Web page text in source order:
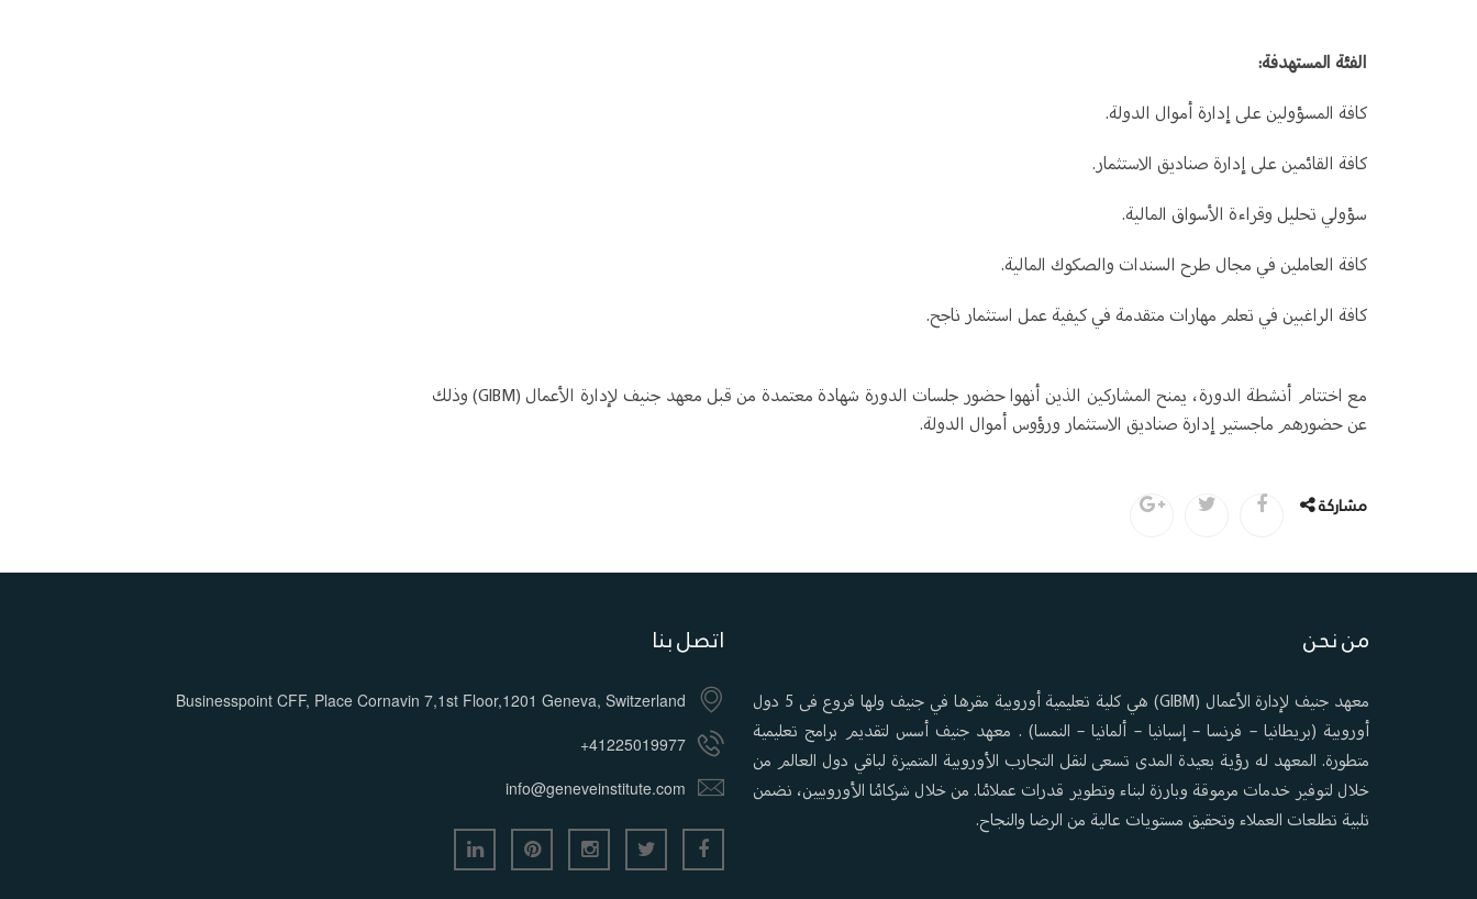
الفئة المستهدفة:
كافة المسؤولين على إدارة أموال الدولة.
كافة القائمين على إدارة صناديق الاستثمار.
سؤولي تحليل وقراءة الأسواق المالية.
كافة العاملين في مجال طرح السندات والصكوك المالية.
كافة الراغبين في تعلم مهارات متقدمة في كيفية عمل استثمار ناجح.
مع اختتام أنشطة الدورة، يمنح المشاركين الذين أنهوا حضور جلسات الدورة شهادة معتمدة من قبل معهد جنيف لإدارة الأعمال (GIBM) وذلك
عن حضورهم ماجستير إدارة صناديق الاستثمار ورؤوس أموال الدولة.
مشاركة
من نحن
معهد جنيف لإدارة الأعمال (GIBM) هي كلية تعليمية أوروبية مقرها في جنيف ولها فروع فى 5 دول
أوروبية (بريطانيا – فرنسا – إسبانيا – ألمانيا – النمسا) . معهد جنيف أسس لتقديم برامج تعليمية
متطورة. المعهد له رؤية بعيدة المدى تسعى لنقل التجارب الأوروبية المتميزة لباقي دول العالم من
خلال لتوفير خدمات مرموقة وبارزة لبناء وتطوير قدرات عملائنا. من خلال شركائنا الأوروبيين، نضمن
تلبية تطلعات العملاء وتحقيق مستويات عالية من الرضا والنجاح.
اتصل بنا
Businesspoint CFF, Place Cornavin 7,1st Floor,1201 Geneva, Switzerland
+41225019977
info@geneveinstitute.com